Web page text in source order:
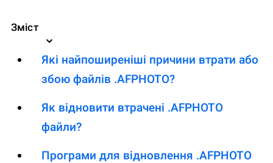
Зміст
Які найпоширеніші причини втрати або
збою файлів .AFPHOTO?
Як відновити втрачені .AFPHOTO
файли?
Програми для відновлення .AFPHOTO